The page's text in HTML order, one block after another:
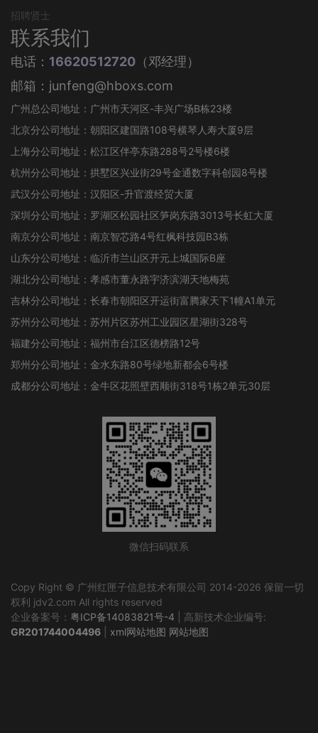
招聘贤士
联系我们
电话： 16620512720 （邓经理）
邮箱：junfeng@hboxs.com
广州总公司地址：广州市天河区-丰兴广场B栋23楼
北京分公司地址：朝阳区建国路108号横琴人寿大厦9层
上海分公司地址：松江区伴亭东路288号2号楼6楼
杭州分公司地址：拱墅区兴业街29号金通数字科创园8号楼
武汉分公司地址：汉阳区-升官渡经贸大厦
深圳分公司地址：罗湖区松园社区笋岗东路3013号长虹大厦
南京分公司地址：南京智芯路4号红枫科技园B3栋
山东分公司地址：临沂市兰山区开元上城国际B座
湖北分公司地址：孝感市董永路宇济滨湖天地梅苑
吉林分公司地址：长春市朝阳区开运街富腾家天下1幢A1单元
苏州分公司地址：苏州片区苏州工业园区星湖街328号
福建分公司地址：福州市台江区德榜路12号
郑州分公司地址：金水东路80号绿地新都会6号楼
成都分公司地址：金牛区花照壁西顺街318号1栋2单元30层
微信扫码联系
Copy Right © 广州红匣子信息技术有限公司 2014-2026 保留一切
权利 jdv2.com All rights reserved
企业备案号： 粤ICP备14083821号-4 | 高新技术企业编号:
GR201744004496
xml网站地图 网站地图